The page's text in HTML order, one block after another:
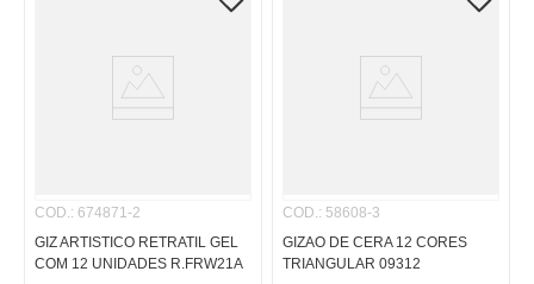
COD.: 674871-2
GIZ ARTISTICO RETRATIL GEL
COM 12 UNIDADES R.FRW21A
COD.: 58608-3
GIZAO DE CERA 12 CORES
TRIANGULAR 09312